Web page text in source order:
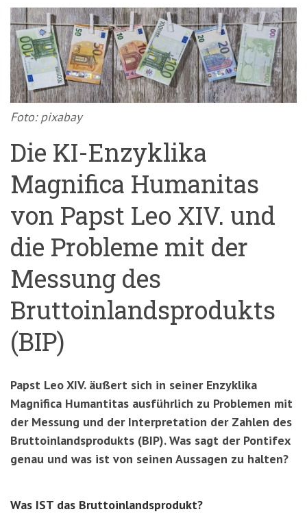
'3') Zur
Suche
springen
(Accesskey
'2')
Foto: pixabay
Die KI-Enzyklika
Magnifica Humanitas
von Papst Leo XIV. und
die Probleme mit der
Messung des
Bruttoinlandsprodukts
(BIP)
Papst Leo XIV. äußert sich in seiner Enzyklika
Magnifica Humantitas ausführlich zu Problemen mit
der Messung und der Interpretation der Zahlen des
Bruttoinlandsprodukts (BIP). Was sagt der Pontifex
genau und was ist von seinen Aussagen zu halten?
Was IST das Bruttoinlandsprodukt?